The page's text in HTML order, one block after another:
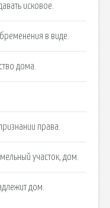
исковое.
в виде.
дома.
права.
участок, дом.
дом.